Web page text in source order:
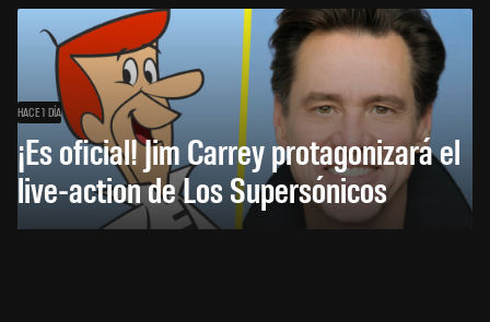
HACE 1 DÍA
¡Es oficial! Jim Carrey protagonizará el
live-action de Los Supersónicos